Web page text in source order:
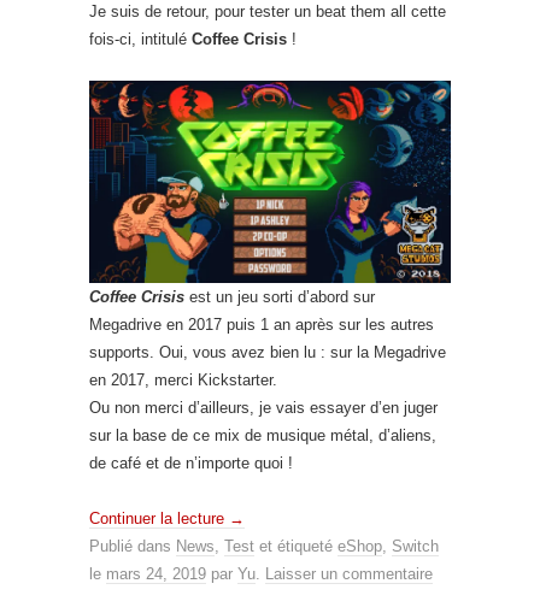
Je suis de retour, pour tester un beat them all cette
fois-ci, intitulé Coffee Crisis !
Coffee Crisis est un jeu sorti d’abord sur
Megadrive en 2017 puis 1 an après sur les autres
supports. Oui, vous avez bien lu : sur la Megadrive
en 2017, merci Kickstarter.
Ou non merci d’ailleurs, je vais essayer d’en juger
sur la base de ce mix de musique métal, d’aliens,
de café et de n’importe quoi !
Continuer la lecture →
Publié dans News, Test et étiqueté eShop, Switch
le mars 24, 2019 par Yu. Laisser un commentaire